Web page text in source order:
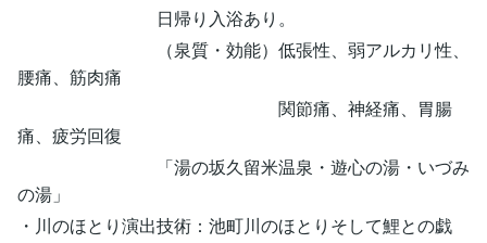
日帰り入浴あり。
（泉質・効能）低張性、弱アルカリ性、
腰痛、筋肉痛
関節痛、神経痛、胃腸
痛、疲労回復
「湯の坂久留米温泉・遊心の湯・いづみ
の湯」
・川のほとり演出技術：池町川のほとりそして鯉との戯